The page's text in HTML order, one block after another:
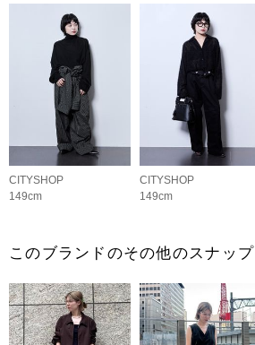
CITYSHOP
149cm
CITYSHOP
149cm
このブランドのその他のスナップ